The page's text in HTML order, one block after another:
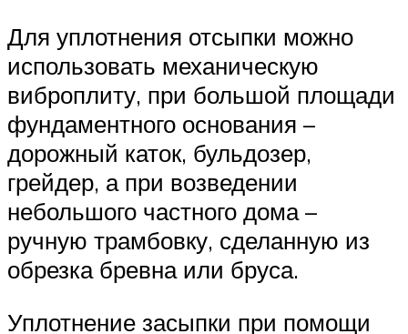
Для уплотнения отсыпки можно
использовать механическую
виброплиту, при большой площади
фундаментного основания –
дорожный каток, бульдозер,
грейдер, а при возведении
небольшого частного дома –
ручную трамбовку, сделанную из
обрезка бревна или бруса.
Уплотнение засыпки при помощи